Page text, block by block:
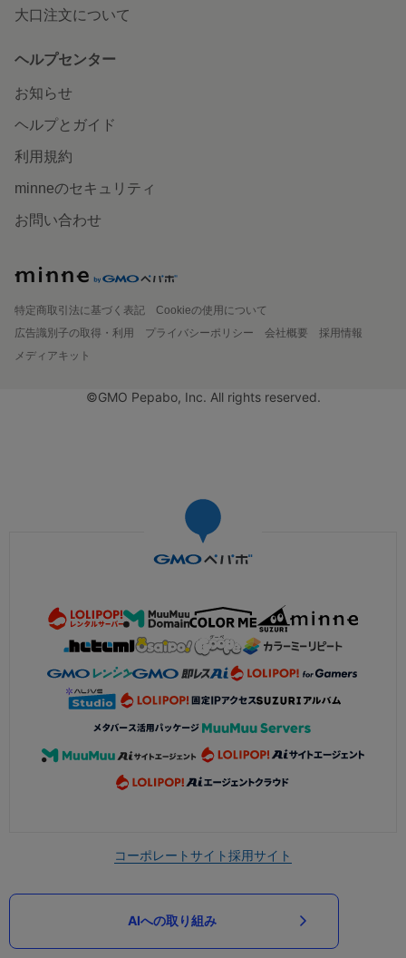
大口注文について
ヘルプセンター
お知らせ
ヘルプとガイド
利用規約
minneのセキュリティ
お問い合わせ
特定商取引法に基づく表記
Cookieの使用について
広告識別子の取得・利用
プライバシーポリシー 会社概要
採用情報
メディアキット
©GMO Pepabo, Inc. All rights reserved.
コーポレートサイト採用サイト
AIへの取り組み